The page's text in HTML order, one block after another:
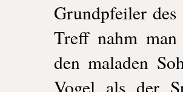
Grundpfeiler
Treff nahm
den maladen
Vogel als der